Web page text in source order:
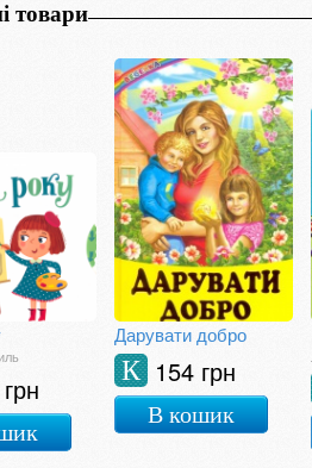
товари
Дарувати добро
154 грн
К
В кошик